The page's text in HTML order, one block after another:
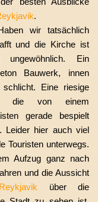
.
wir tatsächlich
und die Kirche ist
ungewöhnlich. Ein
Bauwerk, innen
schlicht. Eine riesige
die von einem
gerade bespielt
Leider hier auch viel
Touristen unterwegs.
Aufzug ganz nach
und die Aussicht
Reykjavik über die